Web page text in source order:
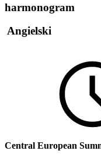
harmonogram
Angielski
Central European